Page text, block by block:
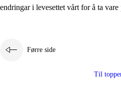
1.5 Respekt for naturen og
endringar i levesettet vårt for å ta
Førre side
Til